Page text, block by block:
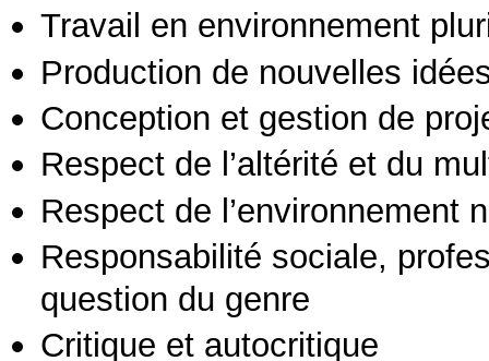
Travail en environnement
Production de nouvelles
Conception et gestion de
Respect de l’altérité et du
Respect de l’environnement
Responsabilité sociale,
question du genre
Critique et autocritique